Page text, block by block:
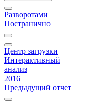
Разворотами
Постранично
Центр загрузки
Интерактивный
анализ
2016
Предыдущий отчет